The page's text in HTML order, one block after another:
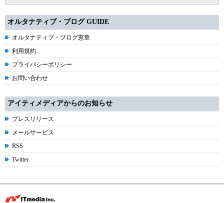
オルタナティブ・ブログ GUIDE
オルタナティブ・ブログ憲章
利用規約
プライバシーポリシー
お問い合わせ
アイティメディアからのお知らせ
プレスリリース
メールサービス
RSS
Twitter